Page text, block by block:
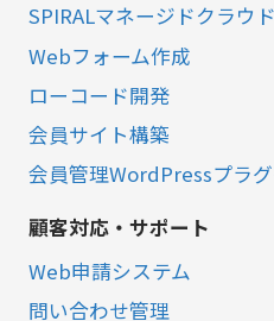
SPIRALマネージドクラウド
Webフォーム作成
ローコード開発
会員サイト構築
会員管理WordPressプラ
顧客対応・サポート
Web申請システム
問い合わせ管理